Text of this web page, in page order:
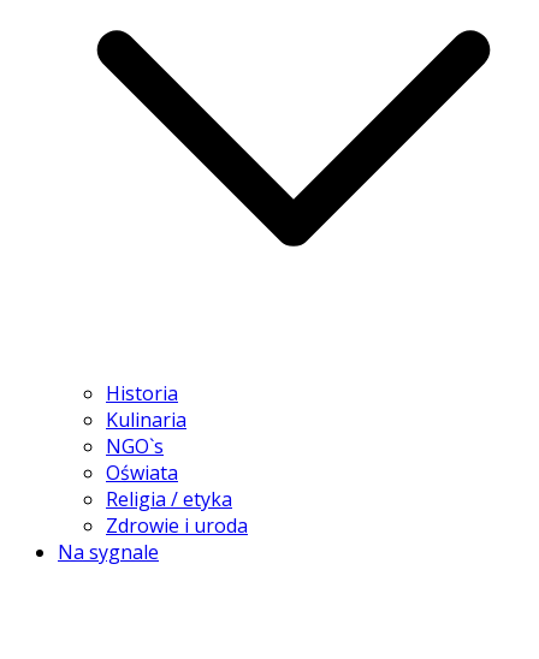
Historia
Kulinaria
NGO`s
Oświata
Religia / etyka
Zdrowie i uroda
Na sygnale